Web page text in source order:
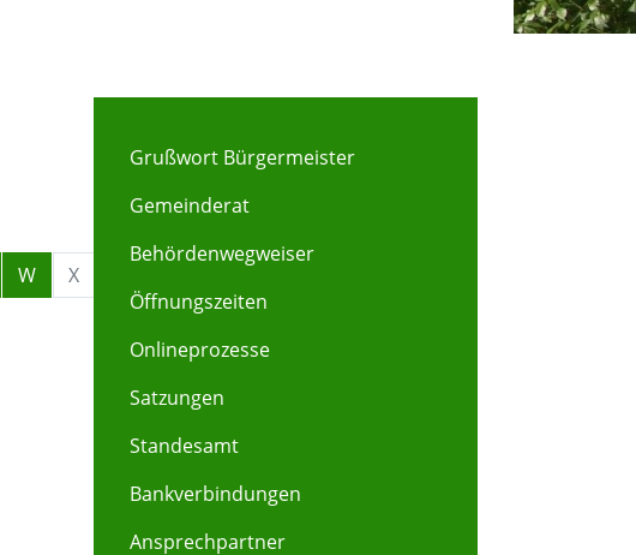
W X
Grußwort Bürgermeister
Gemeinderat
Behördenwegweiser
Öffnungszeiten
Onlineprozesse
Satzungen
Standesamt
Bankverbindungen
Ansprechpartner